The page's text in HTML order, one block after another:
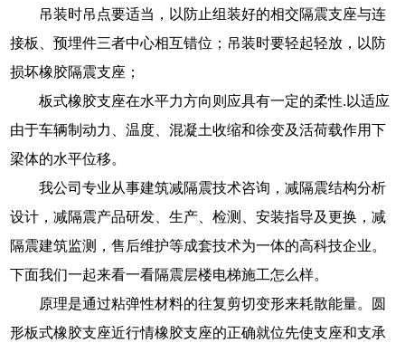
吊装时吊点要适当，以防止组装好的相交隔震支座与连
接板、预埋件三者中心相互错位；吊装时要轻起轻放，以防
损坏橡胶隔震支座；
板式橡胶支座在水平力方向则应具有一定的柔性.以适应
由于车辆制动力、温度、混凝土收缩和徐变及活荷载作用下
梁体的水平位移。
我公司专业从事建筑减隔震技术咨询，减隔震结构分析
设计，减隔震产品研发、生产、检测、安装指导及更换，减
隔震建筑监测，售后维护等成套技术为一体的高科技企业。
下面我们一起来看一看隔震层楼电梯施工怎么样。
原理是通过粘弹性材料的往复剪切变形来耗散能量。圆
形板式橡胶支座近行情橡胶支座的正确就位先使支座和支承